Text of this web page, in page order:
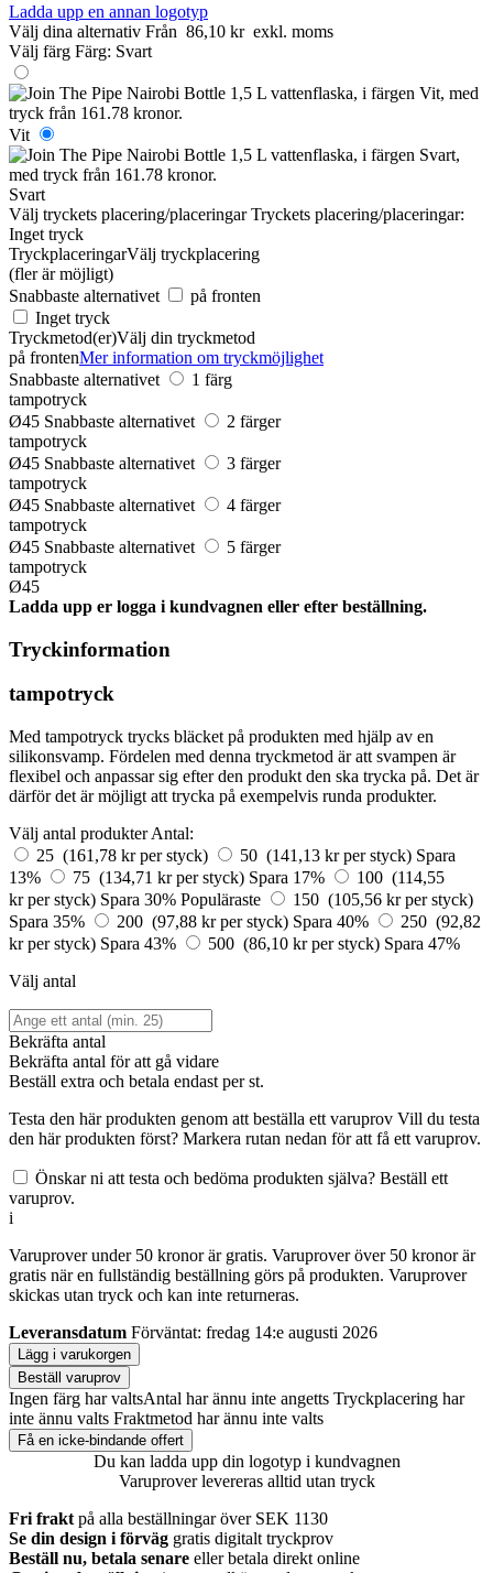
Ladda upp en annan logotyp
Välj dina alternativ Från 86,10 kr exkl. moms
Välj färg Färg: Svart
Vit
Svart
Välj tryckets placering/placeringar Tryckets placering/placeringar:
Inget tryck
TryckplaceringarVälj tryckplacering
(fler är möjligt)
Snabbaste alternativet
på fronten
Inget tryck
Tryckmetod(er)Välj din tryckmetod
på frontenMer information om tryckmöjlighet
Snabbaste alternativet
1 färg
tampotryck
Ø45 Snabbaste alternativet
2 färger
tampotryck
Ø45 Snabbaste alternativet
3 färger
tampotryck
Ø45 Snabbaste alternativet
4 färger
tampotryck
Ø45 Snabbaste alternativet
5 färger
tampotryck
Ø45
Ladda upp er logga i kundvagnen eller efter beställning.
Tryckinformation
tampotryck
Med tampotryck trycks bläcket på produkten med hjälp av en
silikonsvamp. Fördelen med denna tryckmetod är att svampen är
flexibel och anpassar sig efter den produkt den ska trycka på. Det är
därför det är möjligt att trycka på exempelvis runda produkter.
Välj antal produkter Antal:
25 (161,78 kr per styck)
50 (141,13 kr per styck) Spara
13%
75 (134,71 kr per styck) Spara 17%
100 (114,55
kr per styck) Spara 30% Populäraste
150 (105,56 kr per styck)
Spara 35%
200 (97,88 kr per styck) Spara 40%
250 (92,82
kr per styck) Spara 43% 500 (86,10 kr per styck) Spara 47%
Välj antal
Bekräfta antal
Bekräfta antal för att gå vidare
Beställ extra och betala endast per st.
Testa den här produkten genom att beställa ett varuprov Vill du testa
den här produkten först? Markera rutan nedan för att få ett varuprov.
Önskar ni att testa och bedöma produkten själva? Beställ ett
varuprov.
i
Varuprover under 50 kronor är gratis. Varuprover över 50 kronor är
gratis när en fullständig beställning görs på produkten. Varuprover
skickas utan tryck och kan inte returneras.
Leveransdatum Förväntat: fredag 14:e augusti 2026
Lägg i varukorgen
Beställ varuprov
Ingen färg har valtsAntal har ännu inte angetts Tryckplacering har
inte ännu valts Fraktmetod har ännu inte valts
Få en icke-bindande offert
Du kan ladda upp din logotyp i kundvagnen
Varuprover levereras alltid utan tryck
Fri frakt på alla beställningar över SEK 1130
Se din design i förväg gratis digitalt tryckprov
Beställ nu, betala senare eller betala direkt online